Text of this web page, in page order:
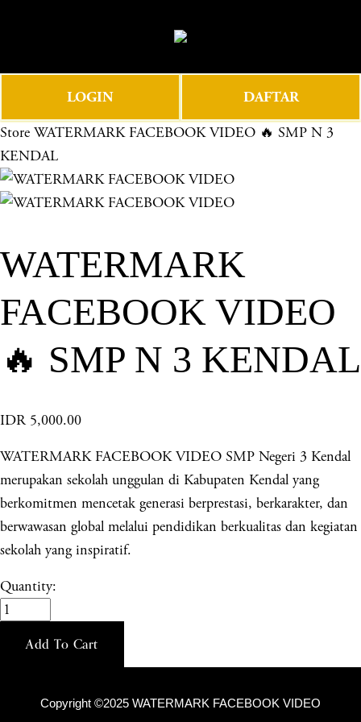
e
e
n
u
LOGIN DAFTAR
Store WATERMARK FACEBOOK VIDEO 🔥 SMP N 3
KENDAL
WATERMARK
FACEBOOK VIDEO
🔥 SMP N 3 KENDAL
IDR 5,000.00
WATERMARK FACEBOOK VIDEO SMP Negeri 3 Kendal
merupakan sekolah unggulan di Kabupaten Kendal yang
berkomitmen mencetak generasi berprestasi, berkarakter, dan
berwawasan global melalui pendidikan berkualitas dan kegiatan
sekolah yang inspiratif.
Quantity:
Add To Cart
Copyright ©2025 WATERMARK FACEBOOK VIDEO